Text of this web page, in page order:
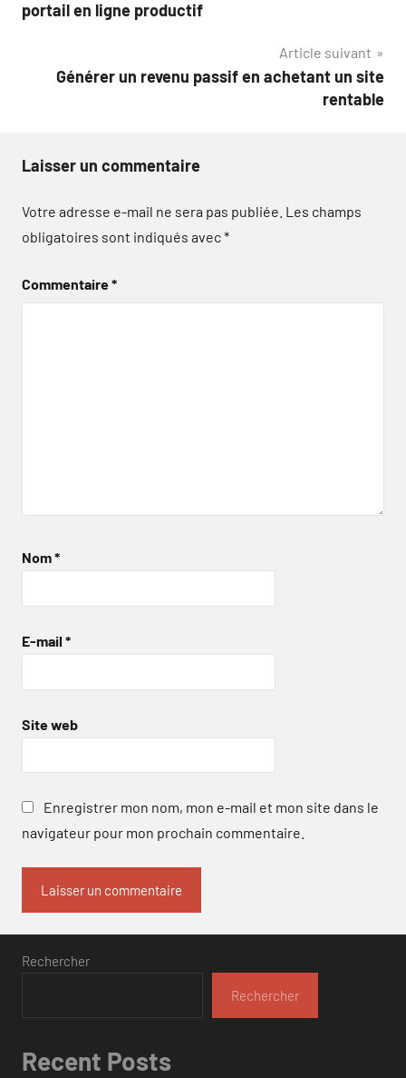
portail en ligne productif
Article suivant
Générer un revenu passif en achetant un site
rentable
Laisser un commentaire
Votre adresse e-mail ne sera pas publiée. Les champs
obligatoires sont indiqués avec*
Commentaire*
Nom*
E-mail *
Site web
Enregistrer mon nom, mon e-mail et mon site dans le
navigateur pour mon prochain commentaire.
Rechercher
Rechercher
Recent Posts